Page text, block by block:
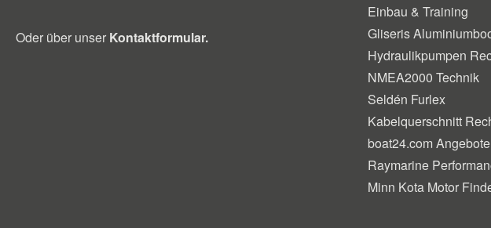
Oder über unser Kontaktformular.
Einbau & Training
Gliseris
Hydraulikpumpen
NMEA2000 Technik
Seldén Furlex
Kabelquerschnitt
boat24.com Angebote
Raymarine
Minn Kota Motor